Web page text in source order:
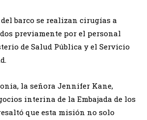
del barco se realizan cirugías a
previamente por el personal
de Salud Pública y el Servicio
la señora Jennifer Kane,
interina de la Embajada de los
que esta misión no solo